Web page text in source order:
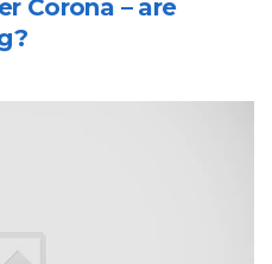
Corona – are